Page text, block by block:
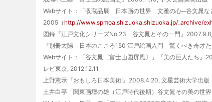
Webサイト：「収蔵品展 日本画の世界 文雅の心─谷文晁な
2005（ http://www.spmoa.shizuoka.shizuoka.jp/_archive/
図録『江戸文化シリーズNo.23 谷文晁とその一門』
『別冊太陽 日本のこころ150 江戸絵画入門 驚くべき奇才
Webサイト：「谷文晁〔富士山図屏風〕」『美の巨人たち』
レビ東京, 2012.12.11
上野憲示『おもしろ日本美術I』2008.4.20, 文星芸術大学出版
土井白亭「関東画壇の雄（江戸時代後期）谷文晁その美の